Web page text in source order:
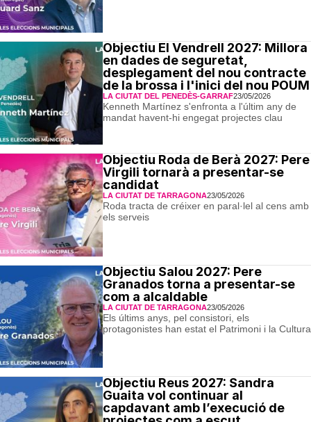
Objectiu El Vendrell 2027: Millora
en dades de seguretat,
desplegament del nou contracte
de la brossa i l'inici del nou POUM
LA CIUTAT DEL PENEDÈS-GARRAF23/05/2026
Kenneth Martínez s'enfronta a l'últim any de
mandat havent-hi engegat projectes clau
Objectiu Roda de Berà 2027: Pere
Virgili tornarà a presentar-se
candidat
LA CIUTAT DE TARRAGONA23/05/2026
Roda tracta de créixer en paral·lel al cens amb
els serveis
Objectiu Salou 2027: Pere
Granados torna a presentar-se
com a alcaldable
LA CIUTAT DE TARRAGONA23/05/2026
Els últims anys, pel consistori, els
protagonistes han estat el Patrimoni i la Cultura
Objectiu Reus 2027: Sandra
Guaita vol continuar al
capdavant amb l’execució de